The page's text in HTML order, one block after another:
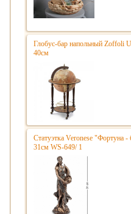
Глобус-бар напольный Zoffoli
40см
Статуэтка Veronese "Фортуна
31см WS-649/ 1